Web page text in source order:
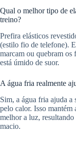
Qual o melhor tipo de
treino?
Prefira elásticos
(estilo fio de telefone).
marcam ou quebram os
está úmido de suor.
A água fria realmente
Sim, a água fria ajuda a
pelo calor. Isso
melhor a luz,
macio.